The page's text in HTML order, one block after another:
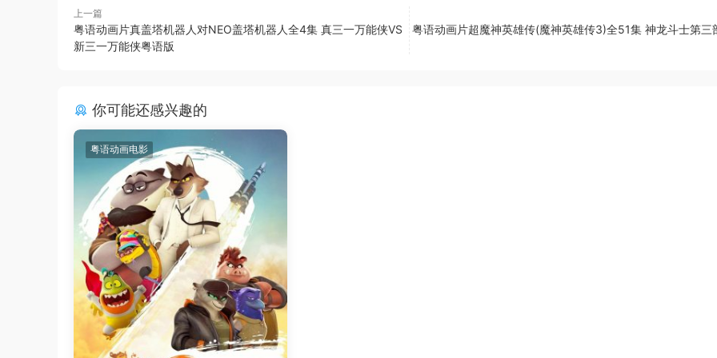
上一篇
粤语动画片真盖塔机器人对NEO盖塔机器人全4集 真三一万能侠VS
新三一万能侠粤语版
粤语动画片超魔神英雄传(魔神英雄传3)全51集 神龙斗士第三
你可能还感兴趣的
粤语动画电影